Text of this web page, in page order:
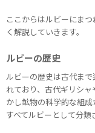
ここからはルビーにま
く解説していきます。
ルビーの歴史
ルビーの歴史は古代ま
れており、古代ギリシ
かし鉱物の科学的な組
すべてルビーとして分類